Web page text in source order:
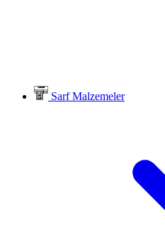
Sarf Malzemeler